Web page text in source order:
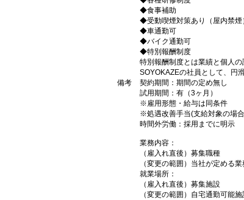
◆食事補助
◆受動喫煙対策あり（屋内禁煙
◆車通勤可
◆バイク通勤可
◆特別報酬制度
特別報酬制度とは業績と個人
SOYOKAZEの社員として、円
備考
契約期間：期間の定め無し
試用期間：有（3ヶ月）
※雇用形態・給与は同条件
※処遇改善手当(支給対象の場
時間外労働：採用までに明示
業務内容：
（雇入れ直後）募集職種
（変更の範囲）当社が定める業
就業場所：
（雇入れ直後）募集施設
（変更の範囲）自宅通勤可能施